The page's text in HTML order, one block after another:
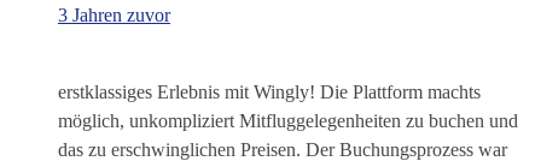
3 Jahren zuvor
erstklassiges Erlebnis mit Wingly! Die Plattform machts
möglich, unkompliziert Mitfluggelegenheiten zu buchen und
das zu erschwinglichen Preisen. Der Buchungsprozess war